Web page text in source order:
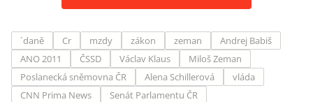
´daně Cr mzdy zákon zeman
Andrej Babiš
ANO 2011
ČSSD Václav Klaus
Miloš Zeman
Poslanecká sněmovna ČR
Alena Schillerová
vláda
CNN Prima News
Senát Parlamentu ČR